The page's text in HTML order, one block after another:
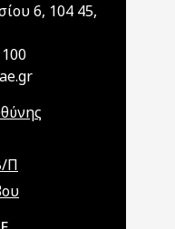
6, 104 45,
Π